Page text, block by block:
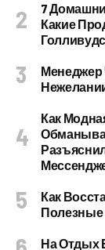
7
Какие
Как
Как
Полезные
На Отдых